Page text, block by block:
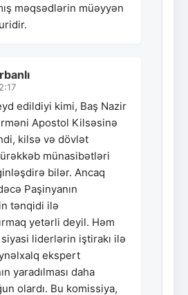
məqsədlərin müəyyən
edildiyi kimi, Baş Nazir
Apostol Kilsəsinə
kilsə və dövlət
münasibətləri
bilər. Ancaq
Paşinyanın
tənqidi ilə
yetərli deyil. Həm
liderlərin iştirakı ilə
ekspert
yaradılması daha
olardı. Bu komissiya,